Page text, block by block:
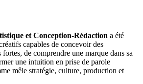
et Conception-Rédaction a été
capables de concevoir des
de comprendre une marque dans sa
une intuition en prise de parole
mêle stratégie, culture, production et